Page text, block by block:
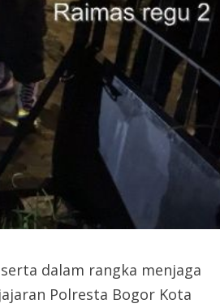
dalam rangka menjaga
Polresta Bogor Kota